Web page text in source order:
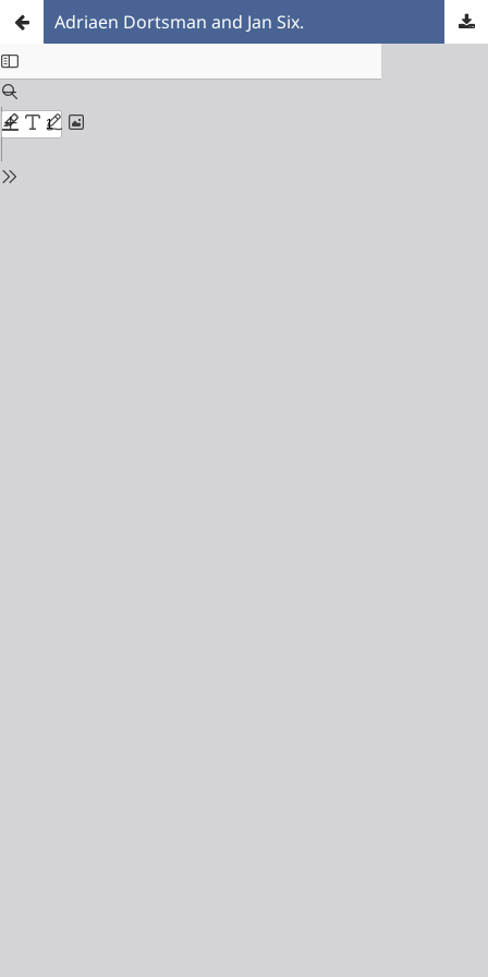
Adriaen Dortsman and Jan Six.